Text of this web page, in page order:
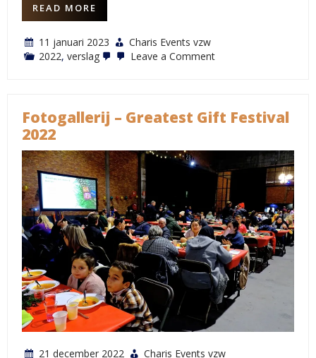
READ MORE
11 januari 2023
Charis Events vzw
2022, verslag Leave a Commenton
en
jaaractiviteiten
Fotogallerij – Greatest Gift Festival
2022
21 december 2022 Charis Events vzw